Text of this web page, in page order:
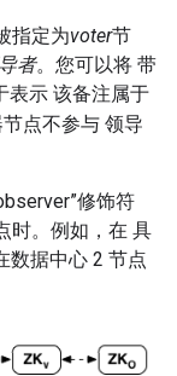
指定为voter节
者。您可以将 带
表示 该备注属于
点不参与 领导
修饰符
时。例如，在 具
数据中心 2 节点